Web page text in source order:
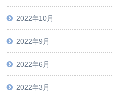
2022年10月
2022年9月
2022年6月
2022年3月